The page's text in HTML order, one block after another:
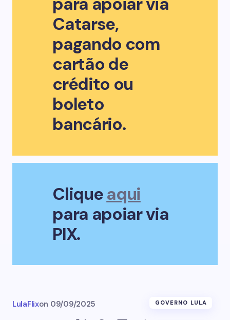
Catarse,
pagando com
cartão de
crédito ou
boleto
bancário.
Cliqueaqui
para apoiar via
PIX.
LulaFlixon 09/09/2025 GOVERNO LULA